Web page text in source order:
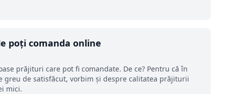
poți comanda online
prăjituri care pot fi comandate. De ce? Pentru că în
de satisfăcut, vorbim și despre calitatea prăjiturii
mici.